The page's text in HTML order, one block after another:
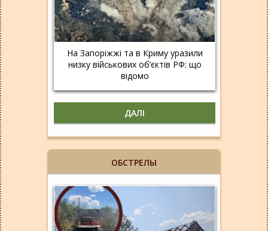
На Запоріжжі та в Криму уразили
низку військових об’єктів РФ: що
відомо
ДАЛІ
ОБСТРЕЛЫ